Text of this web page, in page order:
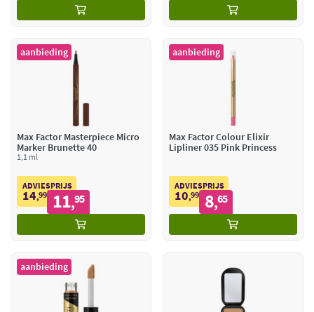
aanbieding
Max Factor Masterpiece Micro
Marker Brunette 40
1,1 ml
ADVIESPRIJS
14,99 11,95
aanbieding
Max Factor Colour Elixir
Lipliner 035 Pink Princess
ADVIESPRIJS
10,99 8,65
aanbieding